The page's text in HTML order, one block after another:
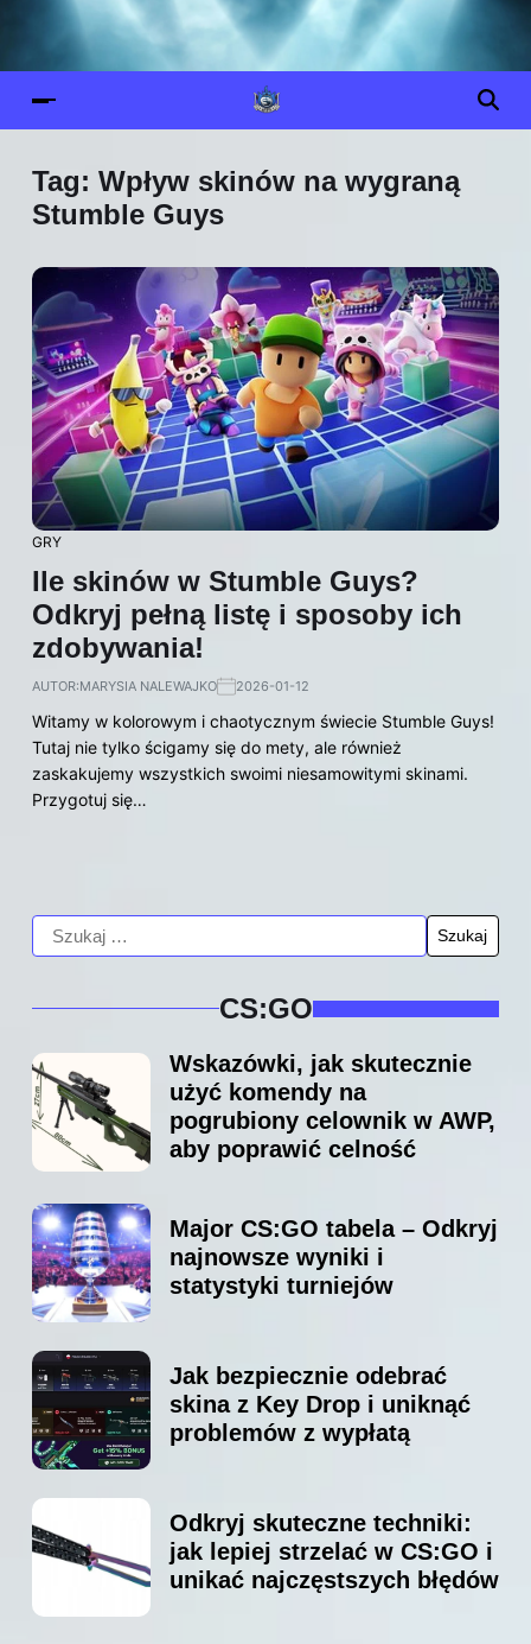
Tag: Wpływ skinów na wygraną
Stumble Guys
GRY
Ile skinów w Stumble Guys?
Odkryj pełną listę i sposoby ich
zdobywania!
AUTOR:MARYSIA NALEWAJKO 2026-01-12
Witamy w kolorowym i chaotycznym świecie Stumble Guys!
Tutaj nie tylko ścigamy się do mety, ale również
zaskakujemy wszystkich swoimi niesamowitymi skinami.
Przygotuj się…
CS:GO
Wskazówki, jak skutecznie
użyć komendy na
pogrubiony celownik w AWP,
aby poprawić celność
Major CS:GO tabela – Odkryj
najnowsze wyniki i
statystyki turniejów
Jak bezpiecznie odebrać
skina z Key Drop i uniknąć
problemów z wypłatą
Odkryj skuteczne techniki:
jak lepiej strzelać w CS:GO i
unikać najczęstszych błędów